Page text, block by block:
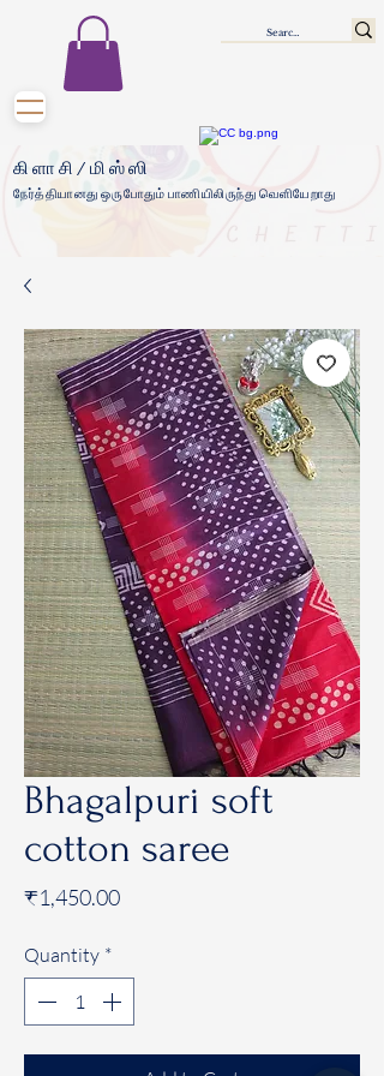
கிளாசி/மிஸ்ஸி
நேர்த்தியானது ஒருபோதும் பாணியிலிருந்து வெளியேறாது
Bhagalpuri soft
cotton saree
₹1,450.00Price
Quantity *